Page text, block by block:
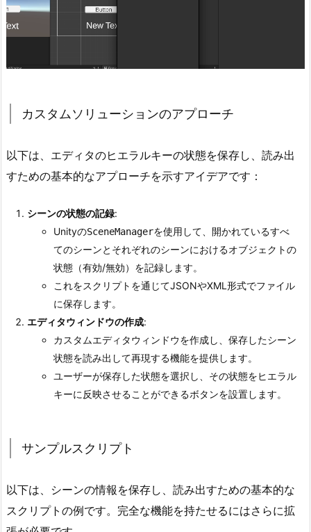
タ
ュ
ョ
ン
ア
プ
チ
2.
リ
ト
1.
カスタムソリューションのアプローチ
以下は、エディタのヒエラルキーの状態を保存し、読み出
すための基本的なアプローチを示すアイデアです：
シーンの状態の記録:
UnityのSceneManagerを使用して、開かれているすべ
てのシーンとそれぞれのシーンにおけるオブジェクトの
状態（有効/無効）を記録します。
これをスクリプトを通じてJSONやXML形式でファイル
に保存します。
エディタウィンドウの作成:
カスタムエディタウィンドウを作成し、保存したシーン
状態を読み出して再現する機能を提供します。
ユーザーが保存した状態を選択し、その状態をヒエラル
キーに反映させることができるボタンを設置します。
サンプルスクリプト
以下は、シーンの情報を保存し、読み出すための基本的な
スクリプトの例です。完全な機能を持たせるにはさらに拡